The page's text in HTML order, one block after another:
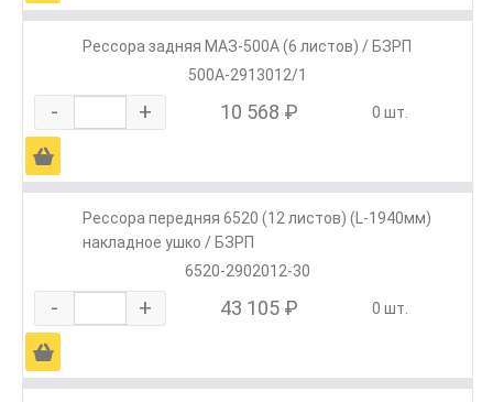
Рессора задняя МАЗ-500А (6 листов) / БЗРП
500А-2913012/1
- + 10 568 ₽ 0 шт.
Ä
Рессора передняя 6520 (12 листов) (L-1940мм)
накладное ушко / БЗРП
6520-2902012-30
- + 43 105 ₽ 0 шт.
Ä